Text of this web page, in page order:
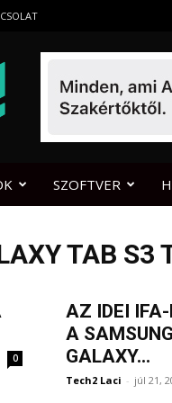
SZOFTVER
TAB S3
0
AZ IDEI
A
GALAXY...
Tech2 Laci - júl 21,